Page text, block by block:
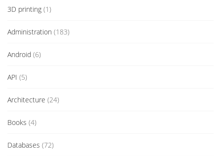
3D printing (1)
Administration (183)
Android (6)
API (5)
Architecture (24)
Books (4)
Databases (72)